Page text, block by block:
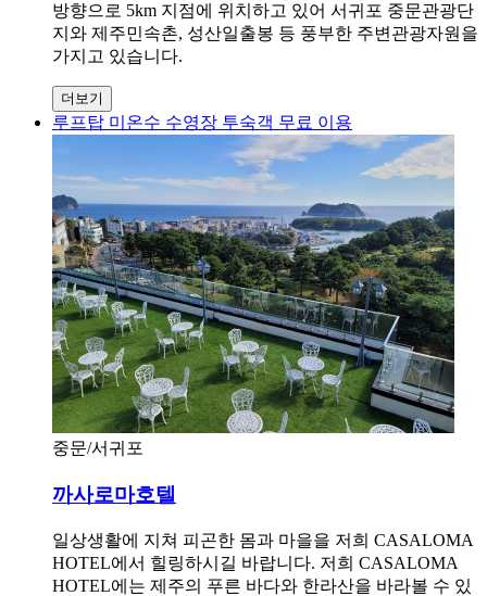
방향으로 5km 지점에 위치하고 있어 서귀포 중문관광단
지와 제주민속촌, 성산일출봉 등 풍부한 주변관광자원을
가지고 있습니다.
더보기
루프탑 미온수 수영장 투숙객 무료 이용
중문/서귀포
까사로마호텔
일상생활에 지쳐 피곤한 몸과 마을을 저희 CASALOMA
HOTEL에서 힐링하시길 바랍니다. 저희 CASALOMA
HOTEL에는 제주의 푸른 바다와 한라산을 바라볼 수 있